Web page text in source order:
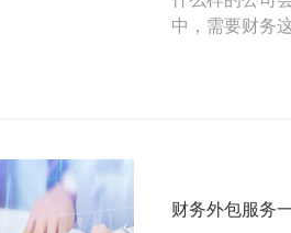
中，需要财务
财务外包服务